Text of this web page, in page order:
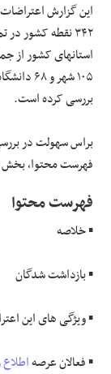
این گزارش
۳۴۲ نقطه کشور در
استانهای کشور از
۱۰۵ شهر و ۶۸
بررسی کرده است.
براس سهولت در
فهرست محتوا، بخش
فهرست محتوا
▪️ خلاصه
▪️ بازداشت شدگان
▪️ ویژگی های این
▪️ فعالان عرصه